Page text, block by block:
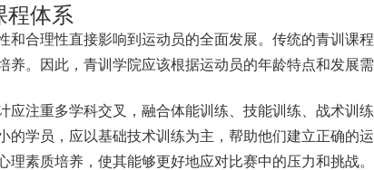
程体系
和合理性直接影响到运动员的全面发展。传统的青训课
养。因此，青训学院应该根据运动员的年龄特点和发展
应注重多学科交叉，融合体能训练、技能训练、战术训
的学员，应以基础技术训练为主，帮助他们建立正确的
理素质培养，使其能够更好地应对比赛中的压力和挑战。